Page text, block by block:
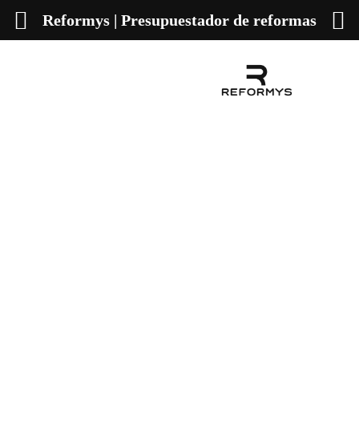
Reformys | Presupuestador de reformas